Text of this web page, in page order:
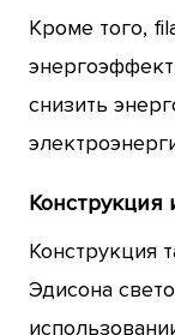
Кроме того,
снизить
Конструкция
Конструкция
Эдисона